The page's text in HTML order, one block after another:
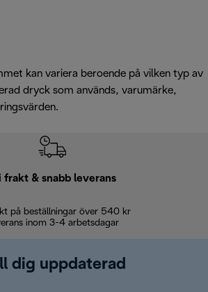
kan variera beroende på vilken typ av
dryck som används, varumärke,
frakt & snabb leverans
på beställningar över 540 kr
inom 3-4 arbetsdagar
dig uppdaterad